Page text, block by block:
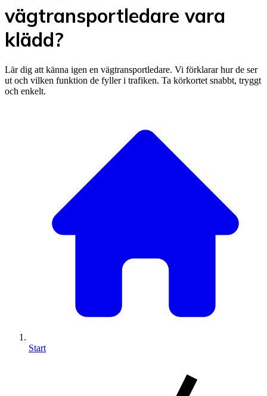
vägtransportledare vara
klädd?
Lär dig att känna igen en vägtransportledare. Vi förklarar hur de ser
ut och vilken funktion de fyller i trafiken. Ta körkortet snabbt, tryggt
och enkelt.
Start